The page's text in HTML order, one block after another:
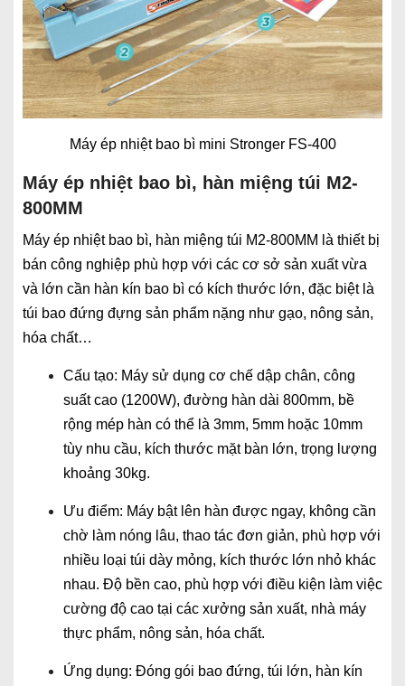
Máy ép nhiệt bao bì mini Stronger FS-400
Máy ép nhiệt bao bì, hàn miệng túi M2-
800MM
Máy ép nhiệt bao bì, hàn miệng túi M2-800MM là thiết bị
bán công nghiệp phù hợp với các cơ sở sản xuất vừa
và lớn cần hàn kín bao bì có kích thước lớn, đặc biệt là
túi bao đứng đựng sản phẩm nặng như gạo, nông sản,
hóa chất…
Cấu tạo: Máy sử dụng cơ chế dập chân, công
suất cao (1200W), đường hàn dài 800mm, bề
rộng mép hàn có thể là 3mm, 5mm hoặc 10mm
tùy nhu cầu, kích thước mặt bàn lớn, trọng lượng
khoảng 30kg.
Ưu điểm: Máy bật lên hàn được ngay, không cần
chờ làm nóng lâu, thao tác đơn giản, phù hợp với
nhiều loại túi dày mỏng, kích thước lớn nhỏ khác
nhau. Độ bền cao, phù hợp với điều kiện làm việc
cường độ cao tại các xưởng sản xuất, nhà máy
thực phẩm, nông sản, hóa chất.
Ứng dụng: Đóng gói bao đứng, túi lớn, hàn kín